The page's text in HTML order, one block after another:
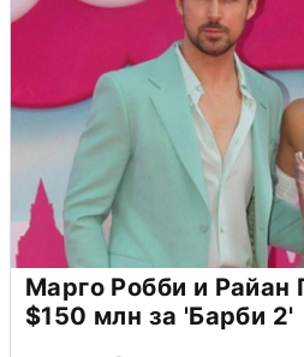
Марго Робби и Райан
$150 млн за 'Барби 2'